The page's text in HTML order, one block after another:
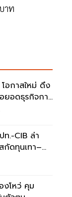
าท
อกาสใหม่ ดึง
อดธุรกิจการ
ท.-CIB ล่า
กัดทุนเทา–
งโหว่ คุม